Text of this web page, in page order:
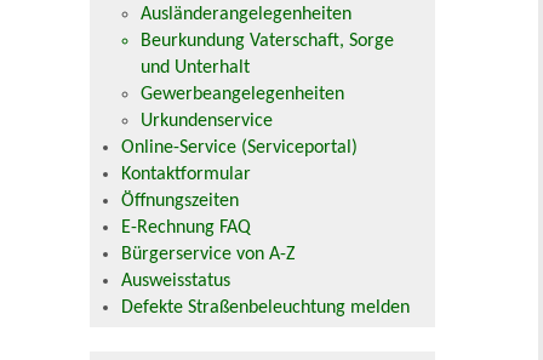
Ausländerangelegenheiten
Beurkundung Vaterschaft, Sorge
und Unterhalt
Gewerbeangelegenheiten
Urkundenservice
Online-Service (Serviceportal)
Kontaktformular
Öffnungszeiten
E-Rechnung FAQ
Bürgerservice von A-Z
Ausweisstatus
Defekte Straßenbeleuchtung melden